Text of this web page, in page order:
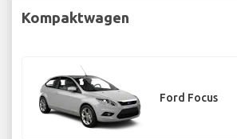
Kompaktwagen
Ford Focus